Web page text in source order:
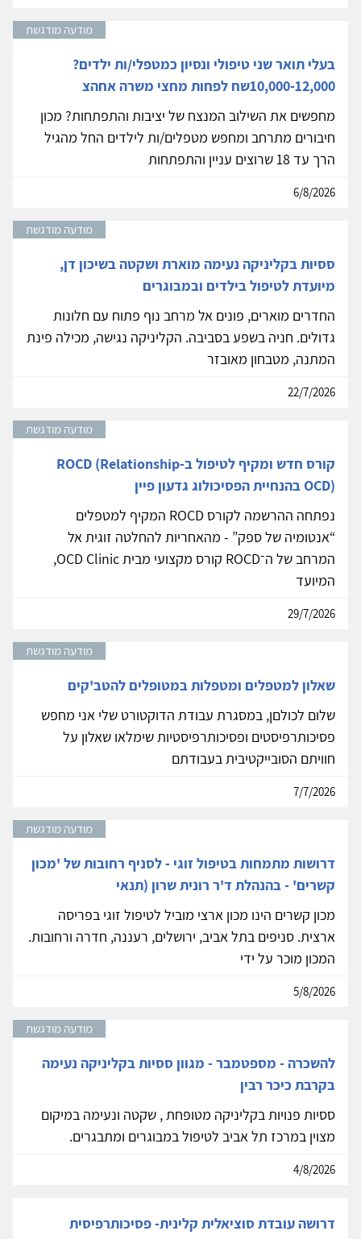
מודעה מודגשת
בעלי תואר שני טיפולי ונסיון כמטפלי/ות ילדים?
10,000-12,000שח לפחות מחצי משרה אחהצ
מחפשים את השילוב המנצח של יציבות והתפתחות? מכון
חיבורים מתרחב ומחפש מטפלים/ות לילדים החל מהגיל
הרך עד 18 שרוצים עניין והתפתחות
6/8/2026
מודעה מודגשת
ססיות בקליניקה נעימה מוארת ושקטה בשיכון דן,
מיועדת לטיפול בילדים ובמבוגרים
החדרים מוארים, פונים אל מרחב נוף פתוח עם חלונות
גדולים. חניה בשפע בסביבה. הקליניקה נגישה, מכילה פינת
המתנה, מטבחון מאובזר
22/7/2026
מודעה מודגשת
קורס חדש ומקיף לטיפול ב-ROCD (Relationship
OCD) בהנחיית הפסיכולוג גדעון פיין
נפתחה ההרשמה לקורס ROCD המקיף למטפלים
“אנטומיה של ספק” - מהאחריות להחלטה זוגית אל
המרחב של ה־ROCD קורס מקצועי מבית OCD Clinic,
המיועד
29/7/2026
מודעה מודגשת
שאלון למטפלים ומטפלות במטופלים להטב'קים
שלום לכולםן, במסגרת עבודת הדוקטורט שלי אני מחפש
פסיכותרפיסטים ופסיכותרפיסטיות שימלאו שאלון על
חוויתם הסובייקטיבית בעבודתם
7/7/2026
מודעה מודגשת
דרושות מתמחות בטיפול זוגי - לסניף רחובות של 'מכון
קשרים' - בהנהלת ד'ר רונית שרון (תנאי
מכון קשרים הינו מכון ארצי מוביל לטיפול זוגי בפריסה
ארצית. סניפים בתל אביב, ירושלים, רעננה, חדרה ורחובות.
המכון מוכר על ידי
5/8/2026
מודעה מודגשת
להשכרה - מספטמבר - מגוון ססיות בקליניקה נעימה
בקרבת כיכר רבין
ססיות פנויות בקליניקה מטופחת , שקטה ונעימה במיקום
מצוין במרכז תל אביב לטיפול במבוגרים ומתבגרים.
4/8/2026
דרושה עובדת סוציאלית קלינית- פסיכותרפיסית